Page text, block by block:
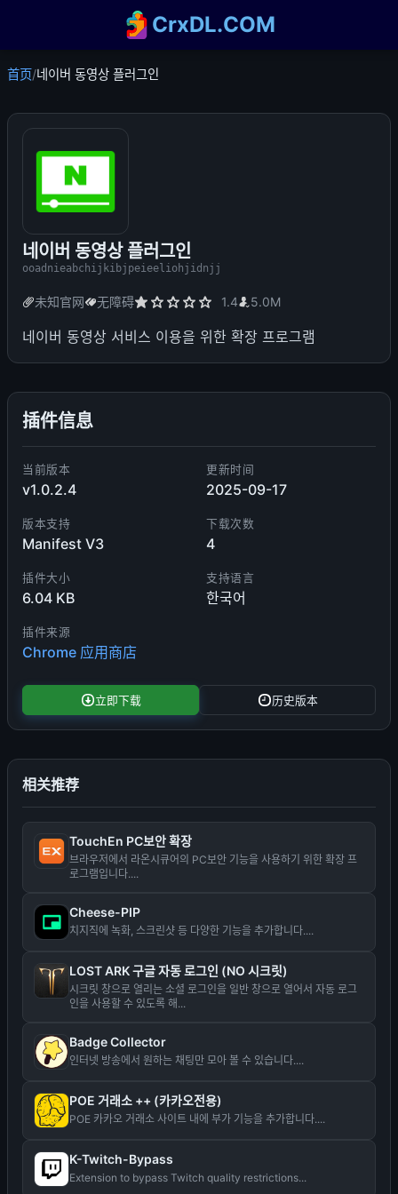
CrxDL.COM
首页/네이버 동영상 플러그인
네이버 동영상 플러그인
ooadnieabchijkibjpeieeliohjidnjj
未知官网 无障碍 1.4 5.0M
네이버 동영상 서비스 이용을 위한 확장 프로그램
插件信息
当前版本
v1.0.2.4
更新时间
2025-09-17
版本支持
Manifest V3
下载次数
4
插件大小
6.04 KB
支持语言
한국어
插件来源
Chrome 应用商店
立即下载 历史版本
相关推荐
TouchEn PC보안 확장
브라우저에서 라온시큐어의 PC보안 기능을 사용하기 위한 확장 프
로그램입니다....
Cheese-PIP
치지직에 녹화, 스크린샷 등 다양한 기능을 추가합니다....
LOST ARK 구글 자동 로그인 (NO 시크릿)
시크릿 창으로 열리는 소셜 로그인을 일반 창으로 열어서 자동 로그
인을 사용할 수 있도록 해...
Badge Collector
인터넷 방송에서 원하는 채팅만 모아 볼 수 있습니다....
POE 거래소 ++ (카카오전용)
POE 카카오 거래소 사이트 내에 부가 기능을 추가합니다....
K-Twitch-Bypass
Extension to bypass Twitch quality restrictions...